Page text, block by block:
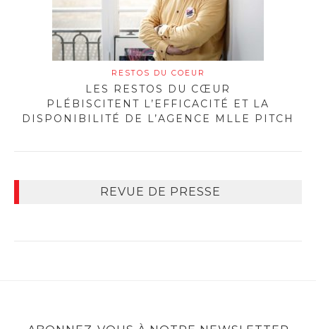
RESTOS DU COEUR
LES RESTOS DU CŒUR
PLÉBISCITENT L’EFFICACITÉ ET LA
DISPONIBILITÉ DE L’AGENCE MLLE PITCH
REVUE DE PRESSE